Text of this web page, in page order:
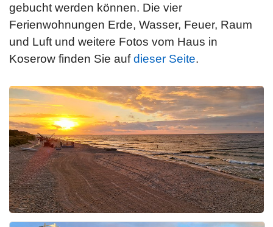
gebucht werden können. Die vier
Ferienwohnungen Erde, Wasser, Feuer, Raum
und Luft und weitere Fotos vom Haus in
Koserow finden Sie aufdieser Seite.